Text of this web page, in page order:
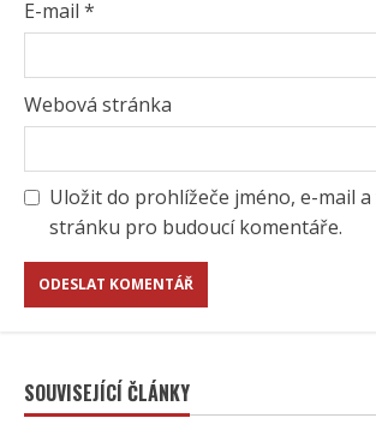
E-mail *
Webová stránka
Uložit do prohlížeče jméno, e-mail
stránku pro budoucí komentáře.
SOUVISEJÍCÍ ČLÁNKY